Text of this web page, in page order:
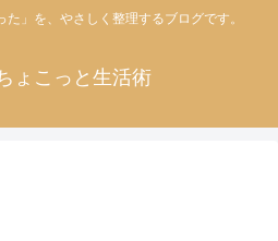
」を、やさしく整理するブログです。
ょこっと生活術